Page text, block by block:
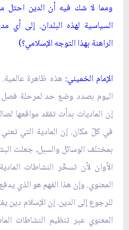
ومما لا شك فيه أن الدين احتل
السياسية لهذه البلدان. إلى أي
الراهنة بهذا التوجه الإسلامي؟)
الإمام الخميني: هذه ظاهرة
اليوم بصدد وضع حد لمرحلة فصل
إن الماديات بدأت تفقد مواقعها
في كلّ مكان. إن المادية التي تعني
بمختلف الوسائل والسبل، جعلت
الأوان لأن تسخّر النشاطات
المعنوي. وإن هذا الفهم هو الذي
للرجوع إلى الدين. إن الإسلام دين
المعنوي عبر تنظيم النشاطات